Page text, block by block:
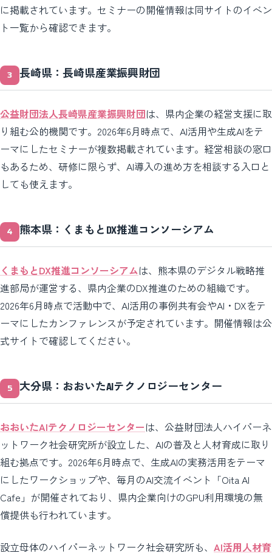
に掲載されています。セミナーの開催情報は同サイトのイベン
ト一覧から確認できます。
長崎県：長崎県産業振興財団
公益財団法人長崎県産業振興財団は、県内企業の経営支援に取
り組む公的機関です。2026年6月時点で、AI活用や生成AIをテ
ーマにしたセミナーが複数掲載されています。経営相談の窓口
もあるため、研修に限らず、AI導入の進め方を相談する入口と
しても使えます。
熊本県：くまもとDX推進コンソーシアム
くまもとDX推進コンソーシアムは、熊本県のデジタル戦略推
進部局が運営する、県内企業のDX推進のための組織です。
2026年6月時点で活動中で、AI活用の事例共有会やAI・DXをテ
ーマにしたカンファレンスが予定されています。開催情報は公
式サイトで確認してください。
大分県：おおいたAIテクノロジーセンター
おおいたAIテクノロジーセンターは、公益財団法人ハイパーネ
ットワーク社会研究所が設立した、AIの普及と人材育成に取り
組む拠点です。2026年6月時点で、生成AIの実務活用をテーマ
にしたワークショップや、毎月のAI交流イベント「Oita AI
Cafe」が開催されており、県内企業向けのGPU利用環境の無
償提供も行われています。
設立母体のハイパーネットワーク社会研究所も、 AI活用人材育